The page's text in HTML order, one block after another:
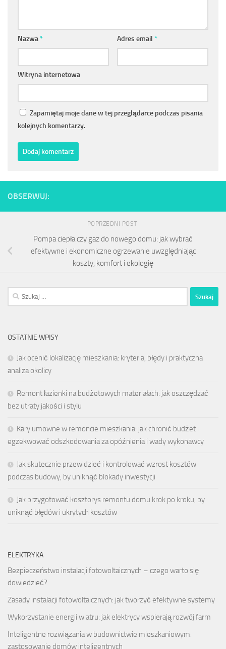
Nazwa* Adres email *
Witryna internetowa
Zapamiętaj moje dane w tej przeglądarce podczas pisania
kolejnych komentarzy.
OBSERWUJ:
POPRZEDNI POST
Pompa ciepła czy gaz do nowego domu: jak wybrać
efektywne i ekonomiczne ogrzewanie uwzględniając
koszty, komfort i ekologię
Szukaj:
OSTATNIE WPISY
Jak ocenić lokalizację mieszkania: kryteria, błędy i praktyczna
analiza okolicy
Remont łazienki na budżetowych materiałach: jak oszczędzać
bez utraty jakości i stylu
Kary umowne w remoncie mieszkania: jak chronić budżet i
egzekwować odszkodowania za opóźnienia i wady wykonawcy
Jak skutecznie przewidzieć i kontrolować wzrost kosztów
podczas budowy, by uniknąć blokady inwestycji
Jak przygotować kosztorys remontu domu krok po kroku, by
uniknąć błędów i ukrytych kosztów
ELEKTRYKA
Bezpieczeństwo instalacji fotowoltaicznych – czego warto się
dowiedzieć?
Zasady instalacji fotowoltaicznych: jak tworzyć efektywne systemy
Wykorzystanie energii wiatru: jak elektrycy wspierają rozwój farm
Inteligentne rozwiązania w budownictwie mieszkaniowym:
zastosowanie domów inteligentnych